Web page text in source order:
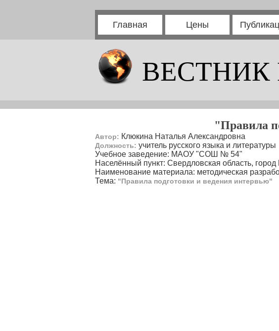
Главная Цены
ВЕСТНИК
"Правила
Автор: Клюкина Наталья Александровна
Должность: учитель русского языка и литературы
Учебное заведение: МАОУ "СОШ № 54"
Населённый пункт: Свердловская область, город
Наименование материала: методическая
Тема: "Правила подготовки и ведения интервью"